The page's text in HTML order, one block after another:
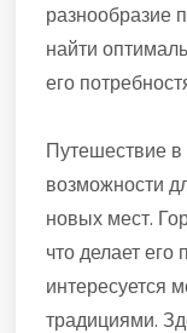
разнообразие
найти
его
Путешествие
возможности
новых мест.
что делает его
интересуется
традициями.